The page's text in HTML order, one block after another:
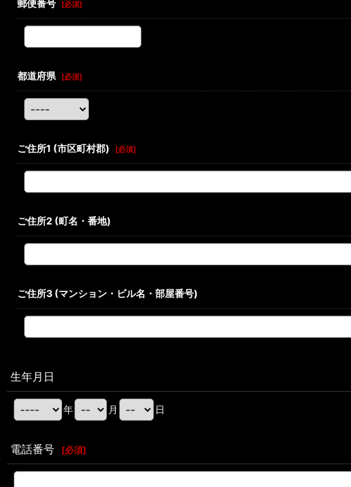
郵便番号 [必須]
都道府県 [必須]
ご住所1 (市区町村郡) [必須]
ご住所2 (町名・番地)
ご住所3 (マンション・ビル名・部屋番号)
生年月日
年 月 日
電話番号 [必須]